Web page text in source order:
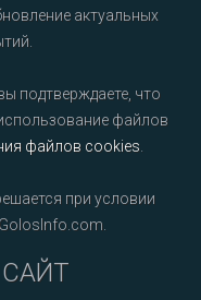
актуальных
подтверждаете, что
файлов
файлов cookies
при условии
САЙТ